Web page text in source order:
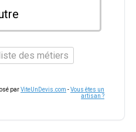
des métiers
parViteUnDevis.com -Vous êtes un
artisan ?